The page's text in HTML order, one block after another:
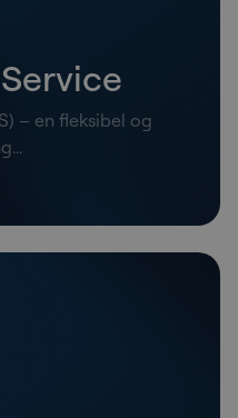
– en fleksibel og